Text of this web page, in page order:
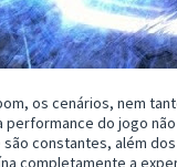
os cenários, nem
performance do jogo
constantes, além
completamente a